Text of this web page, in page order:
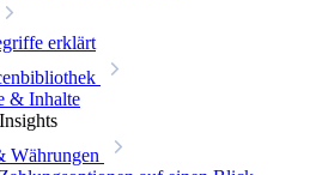
erklärt
& Inhalte
Währungen